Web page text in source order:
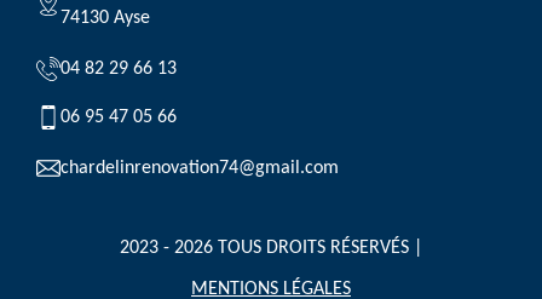
74130 Ayse
04 82 29 66 13
06 95 47 05 66
chardelinrenovation74@gmail.com
2023 - 2026 TOUS DROITS RÉSERVÉS |
MENTIONS LÉGALES